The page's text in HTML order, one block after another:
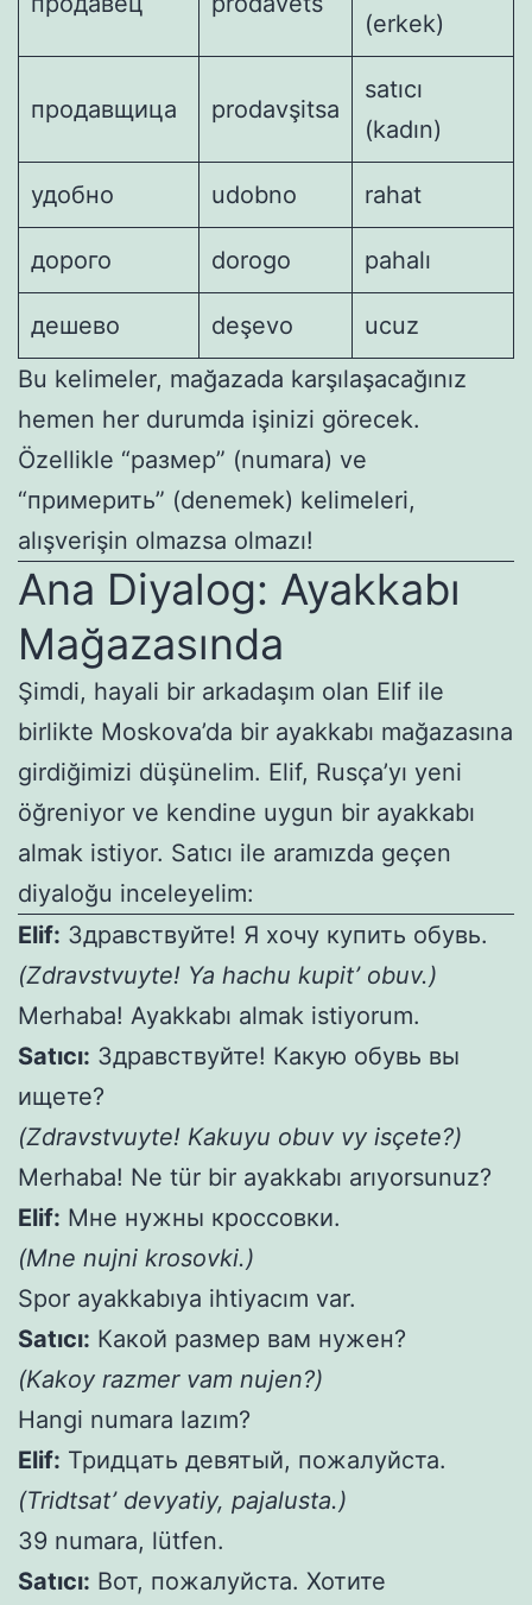
(erkek)
продавщица prodavşitsa
satıcı
(kadın)
удобно udobno rahat
дорого dorogo pahalı
дешево deşevo
ucuz
Bu kelimeler, mağazada karşılaşacağınız
hemen her durumda işinizi görecek.
Özellikle “размер” (numara) ve
“примерить” (denemek) kelimeleri,
alışverişin olmazsa olmazı!
Ana Diyalog: Ayakkabı
Mağazasında
Şimdi, hayali bir arkadaşım olan Elif ile
birlikte Moskova’da bir ayakkabı mağazasına
girdiğimizi düşünelim. Elif, Rusça’yı yeni
öğreniyor ve kendine uygun bir ayakkabı
almak istiyor. Satıcı ile aramızda geçen
diyaloğu inceleyelim:
Elif: Здравствуйте! Я хочу купить обувь.
(Zdravstvuyte! Ya hachu kupit’ obuv.)
Merhaba! Ayakkabı almak istiyorum.
Satıcı: Здравствуйте! Какую обувь вы
ищете?
(Zdravstvuyte! Kakuyu obuv vy isçete?)
Merhaba! Ne tür bir ayakkabı arıyorsunuz?
Elif: Мне нужны кроссовки.
(Mne nujni krosovki.)
Spor ayakkabıya ihtiyacım var.
Satıcı: Какой размер вам нужен?
(Kakoy razmer vam nujen?)
Hangi numara lazım?
Elif: Тридцать девятый, пожалуйста.
(Tridtsat’ devyatiy, pajalusta.)
39 numara, lütfen.
Satıcı: Вот, пожалуйста. Хотите